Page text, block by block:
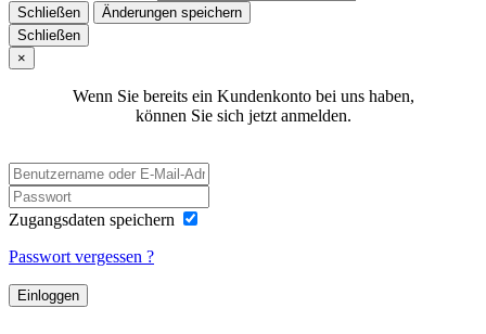
Schließen
Änderungen speichern
Schließen
×
Wenn Sie bereits ein Kundenkonto bei uns haben,
können Sie sich jetzt anmelden.
Zugangsdaten speichern
Passwort vergessen ?
Einloggen